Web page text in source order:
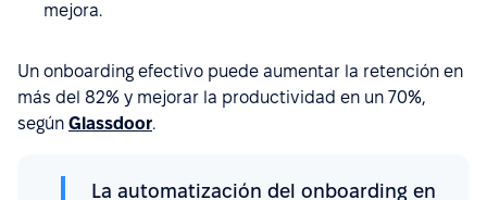
mejora.
Un onboarding efectivo puede aumentar la retención en
más del 82% y mejorar la productividad en un 70%,
según Glassdoor.
La automatización del onboarding en